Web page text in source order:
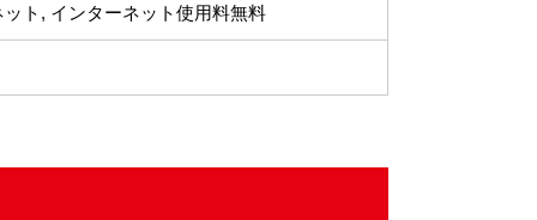
ト, インターネット使用料無料